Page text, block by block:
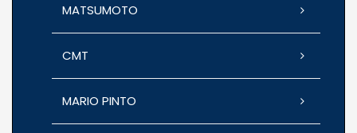
MATSUMOTO
CMT
MARIO PINTO